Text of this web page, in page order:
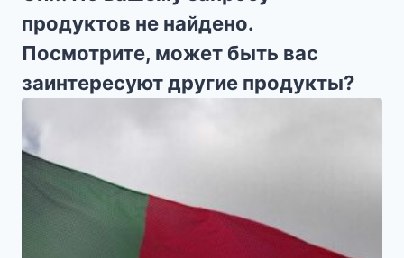
продуктов не найдено.
Посмотрите, может быть вас
заинтересуют другие продукты?